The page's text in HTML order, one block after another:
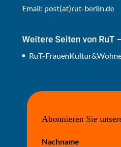
Email: post(at)rut-berlin.de
Weitere Seiten von RuT
RuT-
Abonnieren Sie
Nachname